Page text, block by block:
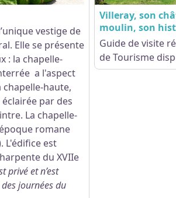
Voir l'image en plein écran
vestige de
Elle se présente
: la chapelle-
a l'aspect
haute,
par des
La chapelle-
romane
L'édifice est
du XVIIe
privé et n’est
journées du
Villeray, son
moulin, son
Guide de visite
de Tourisme